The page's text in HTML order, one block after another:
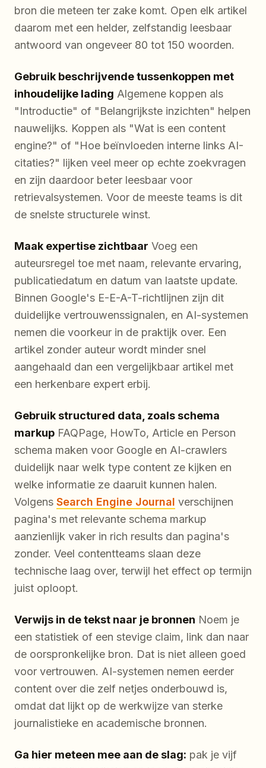
bron die meteen ter zake komt. Open elk artikel
daarom met een helder, zelfstandig leesbaar
antwoord van ongeveer 80 tot 150 woorden.
Gebruik beschrijvende tussenkoppen met
inhoudelijke lading Algemene koppen als
"Introductie" of "Belangrijkste inzichten" helpen
nauwelijks. Koppen als "Wat is een content
engine?" of "Hoe beïnvloeden interne links AI-
citaties?" lijken veel meer op echte zoekvragen
en zijn daardoor beter leesbaar voor
retrievalsystemen. Voor de meeste teams is dit
de snelste structurele winst.
Maak expertise zichtbaar Voeg een
auteursregel toe met naam, relevante ervaring,
publicatiedatum en datum van laatste update.
Binnen Google's E-E-A-T-richtlijnen zijn dit
duidelijke vertrouwenssignalen, en AI-systemen
nemen die voorkeur in de praktijk over. Een
artikel zonder auteur wordt minder snel
aangehaald dan een vergelijkbaar artikel met
een herkenbare expert erbij.
Gebruik structured data, zoals schema
markup FAQPage, HowTo, Article en Person
schema maken voor Google en AI-crawlers
duidelijk naar welk type content ze kijken en
welke informatie ze daaruit kunnen halen.
Volgens Search Engine Journal verschijnen
pagina's met relevante schema markup
aanzienlijk vaker in rich results dan pagina's
zonder. Veel contentteams slaan deze
technische laag over, terwijl het effect op termijn
juist oploopt.
Verwijs in de tekst naar je bronnen Noem je
een statistiek of een stevige claim, link dan naar
de oorspronkelijke bron. Dat is niet alleen goed
voor vertrouwen. AI-systemen nemen eerder
content over die zelf netjes onderbouwd is,
omdat dat lijkt op de werkwijze van sterke
journalistieke en academische bronnen.
Ga hier meteen mee aan de slag: pak je vijf